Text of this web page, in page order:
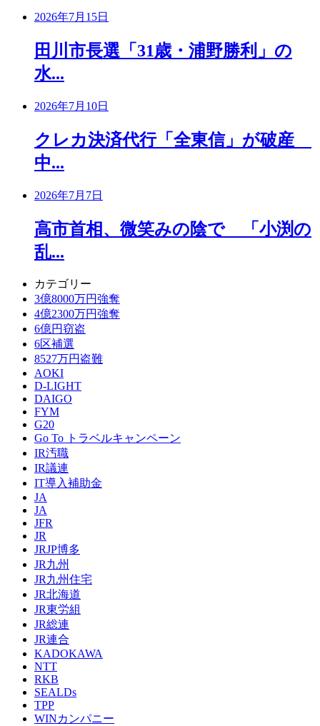
2026年7月15日
田川市長選「31歳・浦野勝利」の
水...
2026年7月10日
クレカ決済代行「全東信」が破産
中...
2026年7月7日
高市首相、微笑みの陰で 「小渕の
乱...
カテゴリー
3億8000万円強奪
4億2300万円強奪
6億円窃盗
6区補選
8527万円盗難
AOKI
D-LIGHT
DAIGO
FYM
G20
Go To トラベルキャンペーン
IR汚職
IR議連
IT導入補助金
JA
JA
JFR
JR
JRJP博多
JR九州
JR九州住宅
JR北海道
JR東労組
JR総連
JR連合
KADOKAWA
NTT
RKB
SEALDs
TPP
WINカンパニー